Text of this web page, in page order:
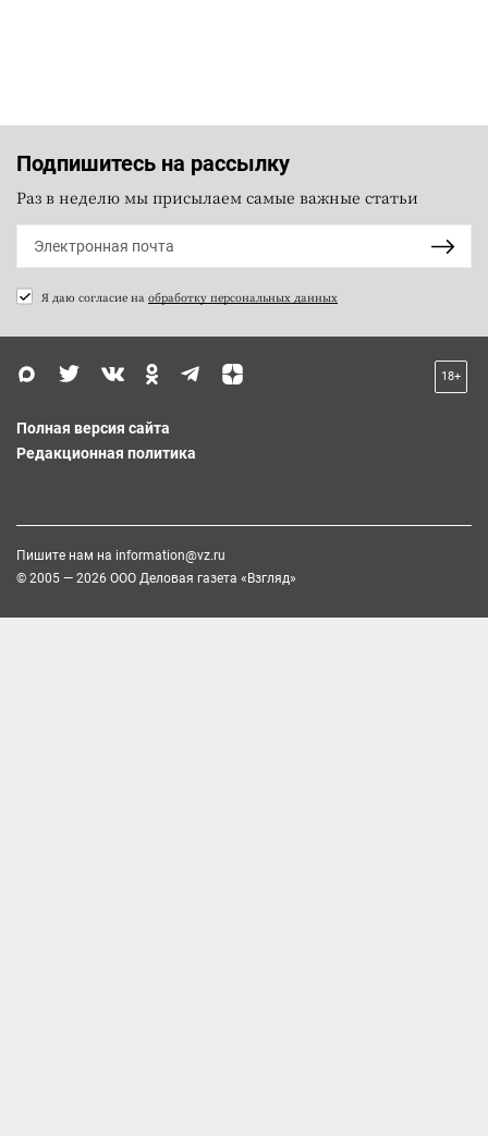
Подпишитесь на рассылку
Раз в неделю мы присылаем самые важные статьи
Я даю согласие на обработку персональных данных
18+
Полная версия сайта
Редакционная политика
Пишите нам на information@vz.ru
© 2005 — 2026 ООО Деловая газета «Взгляд»